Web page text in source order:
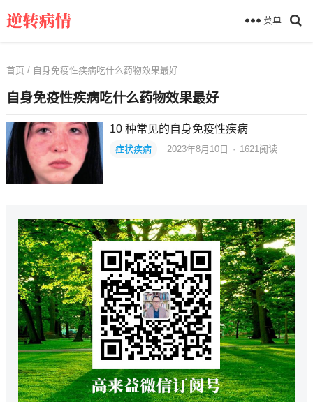
菜单
首页 / 自身免疫性疾病吃什么药物效果最好
自身免疫性疾病吃什么药物效果最好
10 种常见的自身免疫性疾病
症状疾病 2023年8月10日 · 1621 阅读